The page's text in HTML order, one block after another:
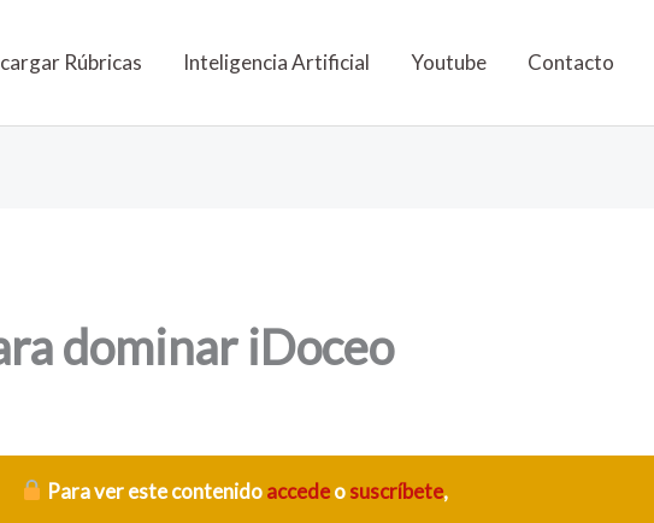
Rúbricas Inteligencia Artificial Youtube Contacto
dominar iDoceo
Para ver este contenidoaccedeosuscríbete,